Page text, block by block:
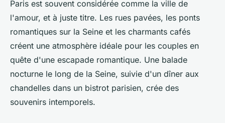
Paris est souvent considérée comme la ville de
l'amour, et à juste titre. Les rues pavées, les ponts
romantiques sur la Seine et les charmants cafés
créent une atmosphère idéale pour les couples en
quête d'une escapade romantique. Une balade
nocturne le long de la Seine, suivie d'un dîner aux
chandelles dans un bistrot parisien, crée des
souvenirs intemporels.